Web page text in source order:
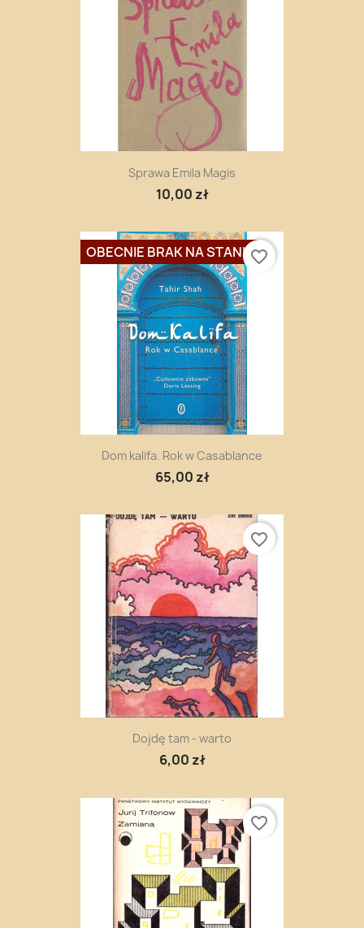
Sprawa Emila Magis
10,00 zł
Dom kalifa. Rok w Casablance
65,00 zł
OBECNIE BRAK NA STANIEfavorite_border
Dojdę tam - warto
6,00 zł
favorite_border
favorite_border